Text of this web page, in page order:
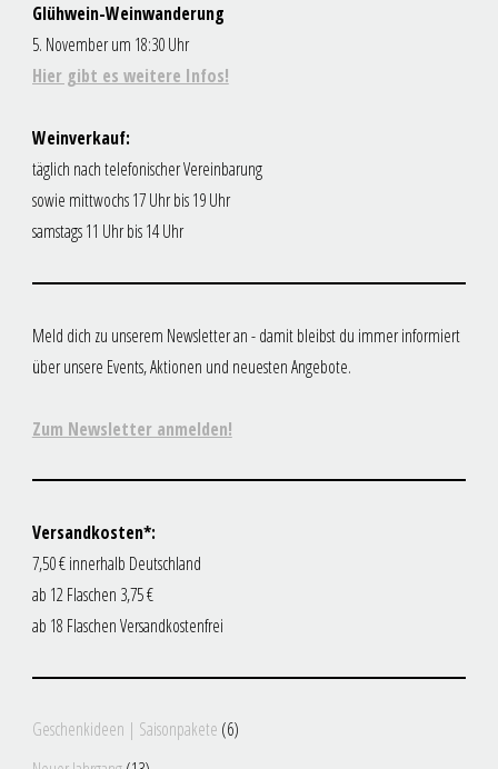
Glühwein-Weinwanderung
5. November um 18:30 Uhr
Hier gibt es weitere Infos!
Weinverkauf:
täglich nach telefonischer Vereinbarung
sowie mittwochs 17 Uhr bis 19 Uhr
samstags 11 Uhr bis 14 Uhr
Meld dich zu unserem Newsletter an - damit bleibst du immer informiert
über unsere Events, Aktionen und neuesten Angebote.
Zum Newsletter anmelden!
Versandkosten*:
7,50 € innerhalb Deutschland
ab 12 Flaschen 3,75 €
ab 18 Flaschen Versandkostenfrei
Geschenkideen | Saisonpakete 66